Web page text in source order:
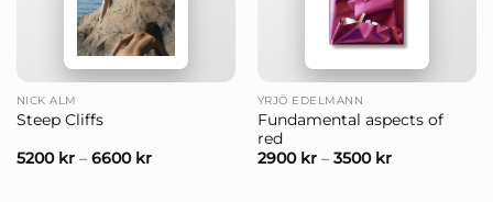
NICK ALM
Steep Cliffs
5200 kr– 6600 kr
YRJÖ EDELMANN
Fundamental aspects of
red
2900 kr– 3500 kr